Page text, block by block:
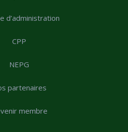
d’administration
CPP
NEPG
partenaires
membre